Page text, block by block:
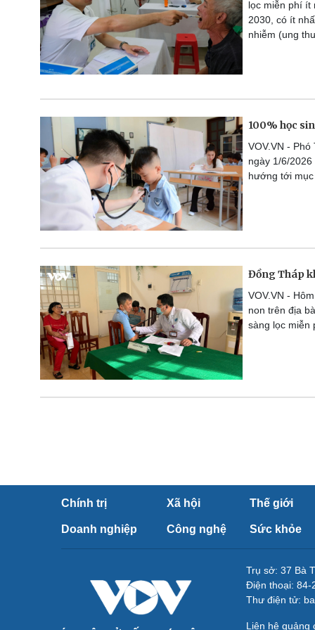
lọc miễn phí ít
2030, có ít
nhiễm (ung
100% học
VOV.VN -
ngày 1/6/
hướng tới mục
Đồng Tháp
VOV.VN -
non trên địa
sàng lọc miễn
Chính trị Xã hội Thế giới
Doanh nghiệp Công nghệ Sức khỏe
Trụ sở: 37 Bà
Điện thoại: 84-
Thư điện tử:
Liên hệ quảng